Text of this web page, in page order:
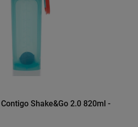
Shake&Go 2.0 820ml -